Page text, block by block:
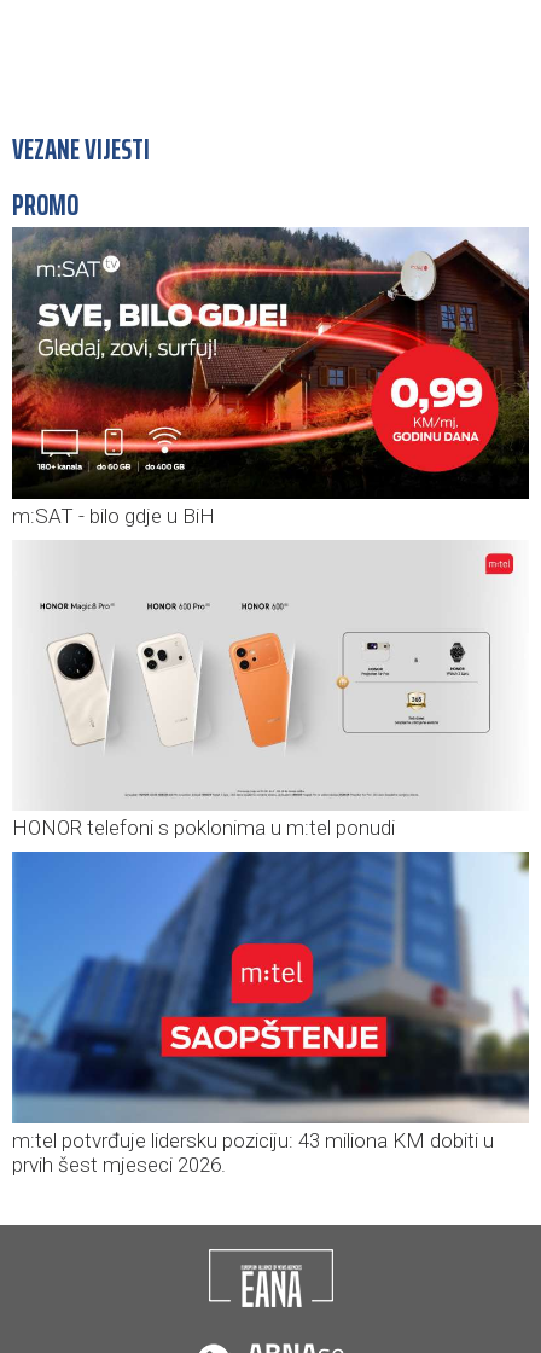
VEZANE VIJESTI
PROMO
m:SAT - bilo gdje u BiH
HONOR telefoni s poklonima u m:tel ponudi
m:tel potvrđuje lidersku poziciju: 43 miliona KM dobiti u
prvih šest mjeseci 2026.